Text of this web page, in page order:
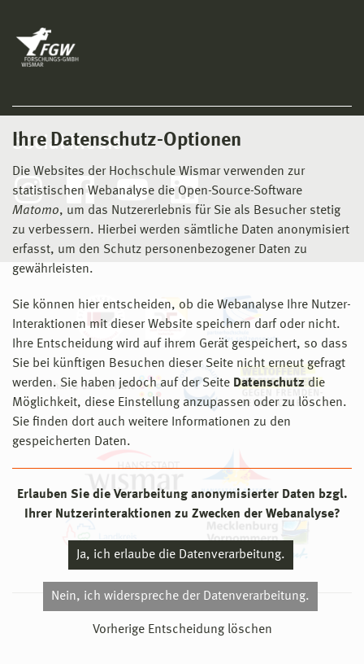
Ihre Datenschutz-Optionen
Die Websites der Hochschule Wismar verwenden zur
statistischen Webanalyse die Open-Source-Software
Matomo, um das Nutzererlebnis für Sie als Besucher stetig
zu verbessern. Hierbei werden sämtliche Daten anonymisiert
erfasst, um den Schutz personenbezogener Daten zu
gewährleisten.
Sie können hier entscheiden, ob die Webanalyse Ihre Nutzer-
Interaktionen mit dieser Website speichern darf oder nicht.
Ihre Entscheidung wird auf ihrem Gerät gespeichert, so dass
Sie bei künftigen Besuchen dieser Seite nicht erneut gefragt
werden. Sie haben jedoch auf der Seite Datenschutz die
Möglichkeit, diese Einstellung anzupassen oder zu löschen.
Sie finden dort auch weitere Informationen zu den
gespeicherten Daten.
Erlauben Sie die Verarbeitung anonymisierter Daten bzgl.
Ihrer Nutzerinteraktionen zu Zwecken der Webanalyse?
Ja, ich erlaube die Datenverarbeitung.
Nein, ich widerspreche der Datenverarbeitung.
Vorherige Entscheidung löschen
Social Media